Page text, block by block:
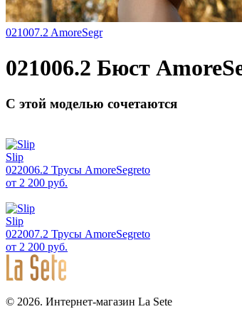
021007.2 AmoreSegr
021006.2 Бюст
С этой моделью сочетаются
Slip
022006.2 Трусы AmoreSegreto
от 2 200 руб.
Slip
022007.2 Трусы AmoreSegreto
от 2 200 руб.
© 2026. Интернет-магазин La Sete